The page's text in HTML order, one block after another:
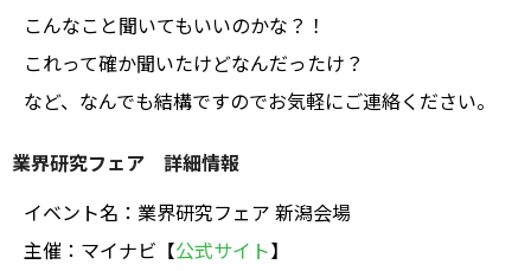
こんなこと聞いてもいいのかな？！
これって確か聞いたけどなんだったけ？
など、なんでも結構ですのでお気軽にご連絡ください。
業界研究フェア 詳細情報
イベント名：業界研究フェア 新潟会場
主催：マイナビ【公式サイト】